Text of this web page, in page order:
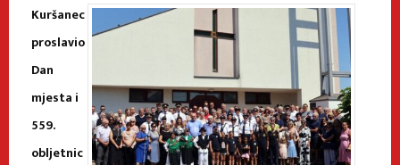
Kuršanec
proslavio
Dan
mjesta i
559.
obljetnic